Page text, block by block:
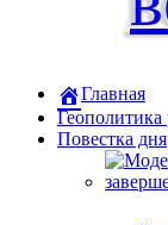
Главная
Геополитика
Повестка дня